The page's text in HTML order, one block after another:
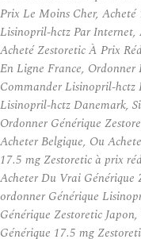
Prix Le Moins Cher,
Lisinopril-hctz Par Internet,
Acheté Zestoretic À Prix
En Ligne France, Ordonner
Commander Lisinopril-hctz
Lisinopril-hctz Danemark,
Ordonner Générique
Acheter Belgique, Ou
17.5 mg Zestoretic à prix
Acheter Du Vrai Générique
ordonner Générique
Générique Zestoretic
Générique 17.5 mg